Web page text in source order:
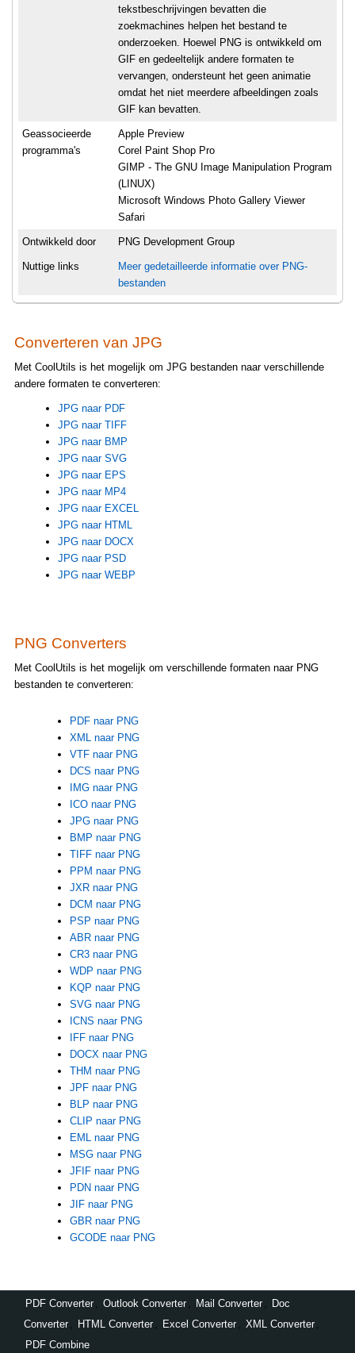
tekstbeschrijvingen bevatten die
zoekmachines helpen het bestand te
onderzoeken. Hoewel PNG is ontwikkeld om
GIF en gedeeltelijk andere formaten te
vervangen, ondersteunt het geen animatie
omdat het niet meerdere afbeeldingen zoals
GIF kan bevatten.
Geassocieerde
programma's
Apple Preview
Corel Paint Shop Pro
GIMP - The GNU Image Manipulation Program
(LINUX)
Microsoft Windows Photo Gallery Viewer
Safari
Ontwikkeld door PNG Development Group
Nuttige links
Meer gedetailleerde informatie over PNG-
bestanden
Converteren van JPG
Met CoolUtils is het mogelijk om JPG bestanden naar verschillende
andere formaten te converteren:
JPG naar PDF
JPG naar TIFF
JPG naar BMP
JPG naar SVG
JPG naar EPS
JPG naar MP4
JPG naar EXCEL
JPG naar HTML
JPG naar DOCX
JPG naar PSD
JPG naar WEBP
PNG Converters
Met CoolUtils is het mogelijk om verschillende formaten naar PNG
bestanden te converteren:
PDF naar PNG
XML naar PNG
VTF naar PNG
DCS naar PNG
IMG naar PNG
ICO naar PNG
JPG naar PNG
BMP naar PNG
TIFF naar PNG
PPM naar PNG
JXR naar PNG
DCM naar PNG
PSP naar PNG
ABR naar PNG
CR3 naar PNG
WDP naar PNG
KQP naar PNG
SVG naar PNG
ICNS naar PNG
IFF naar PNG
DOCX naar PNG
THM naar PNG
JPF naar PNG
BLP naar PNG
CLIP naar PNG
EML naar PNG
MSG naar PNG
JFIF naar PNG
PDN naar PNG
JIF naar PNG
GBR naar PNG
GCODE naar PNG
PDF Converter Outlook Converter Mail Converter
Doc
Converter
HTML Converter Excel Converter XML Converter
PDF Combine